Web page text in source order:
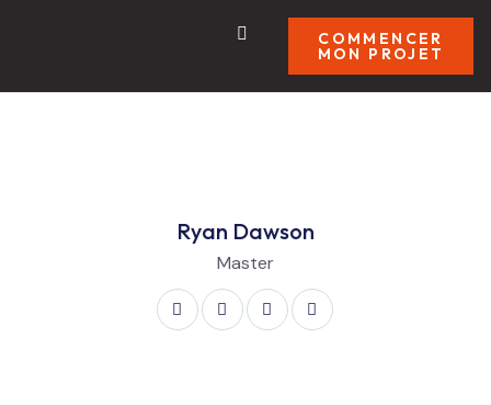
COMMENCER
MON PROJET
Ryan Dawson
Master